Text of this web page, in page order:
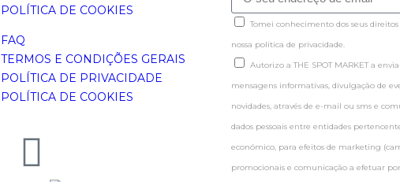
POLÍTICA DE COOKIES
FAQ
TERMOS E CONDIÇÕES GERAIS
POLÍTICA DE PRIVACIDADE
POLÍTICA DE COOKIES
Tomei conhecimento dos seus
nossa politica de privacidade.
Autorizo a THE SPOT MARKET a
mensagens informativas, divulgação de
novidades, através de e-mail ou sms e
dados pessoais entre entidades
económico, para efeitos de marketing
promocionais e comunicação a efetuar